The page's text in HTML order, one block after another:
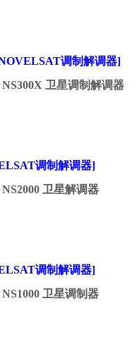
调制解调器]
NS300X 卫星调制解调器
调制解调器]
卫星解调器
调制解调器]
卫星调制器